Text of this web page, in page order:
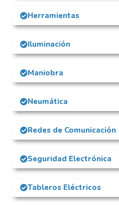
Herramientas
Iluminación
Maniobra
Neumática
Redes de Comunicación
Seguridad Electrónica
Tableros Eléctricos